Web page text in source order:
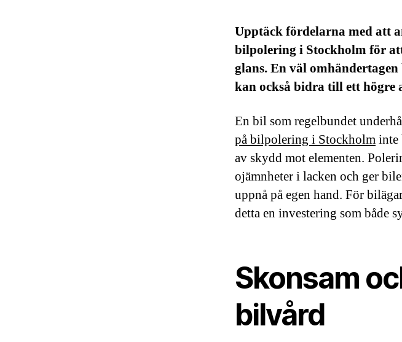
Upptäck fördelarna med att
bilpolering i Stockholm för
glans. En väl
kan också bidra till ett högre
En bil som regelbundet
på bilpolering i Stockholminte
av skydd mot elementen.
ojämnheter i lacken och ger
uppnå på egen hand. För
detta en investering som både
Skonsam
bilvård